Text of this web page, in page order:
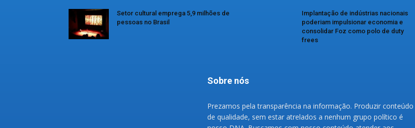
Setor cultural emprega 5,9 milhões de
pessoas no Brasil
Implantação de indústrias nacionais
poderiam impulsionar economia e
consolidar Foz como polo de duty
frees
Sobre nós
Prezamos pela transparência na informação. Produzir conteúdo
de qualidade, sem estar atrelados a nenhum grupo político é